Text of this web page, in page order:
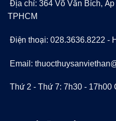
Địa chỉ: 364 Võ Văn Bích,
TPHCM
Điện thoại: 028.3636.8222 -
Email:
Thứ 2 - Thứ 7: 7h30 - 17h00